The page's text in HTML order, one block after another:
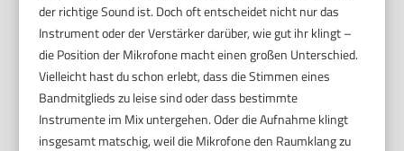
der richtige Sound ist. Doch oft entscheidet nicht nur das
Instrument oder der Verstärker darüber, wie gut ihr klingt –
die Position der Mikrofone macht einen großen Unterschied.
Vielleicht hast du schon erlebt, dass die Stimmen eines
Bandmitglieds zu leise sind oder dass bestimmte
Instrumente im Mix untergehen. Oder die Aufnahme klingt
insgesamt matschig, weil die Mikrofone den Raumklang zu